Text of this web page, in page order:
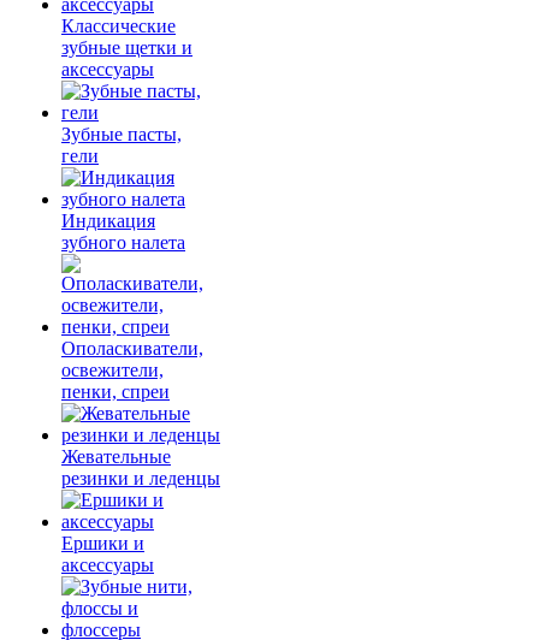
Классические
зубные щетки и
аксессуары
Зубные пасты,
гели
Индикация
зубного налета
Ополаскиватели,
освежители,
пенки, спреи
Жевательные
резинки и леденцы
Ершики и
аксессуары